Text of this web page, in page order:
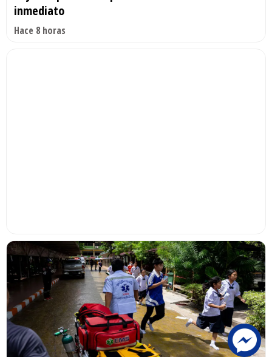
inmediato
Hace 8 horas